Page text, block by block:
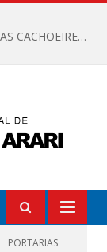
A VALORIZAÇÃO DAS HISTÓRIAS E CULTURAS CACHOEIRENSES
PORTARIAS